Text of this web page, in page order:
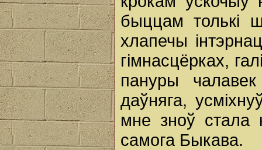
быццам толькі
хлапечы
гімнасцёрках,
пануры
даўняга,
мне зноў
самога Быкава.